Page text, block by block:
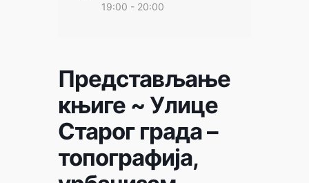
19:00 - 20:00
Представљање
књиге ~ Улице
Старог града –
топографија,